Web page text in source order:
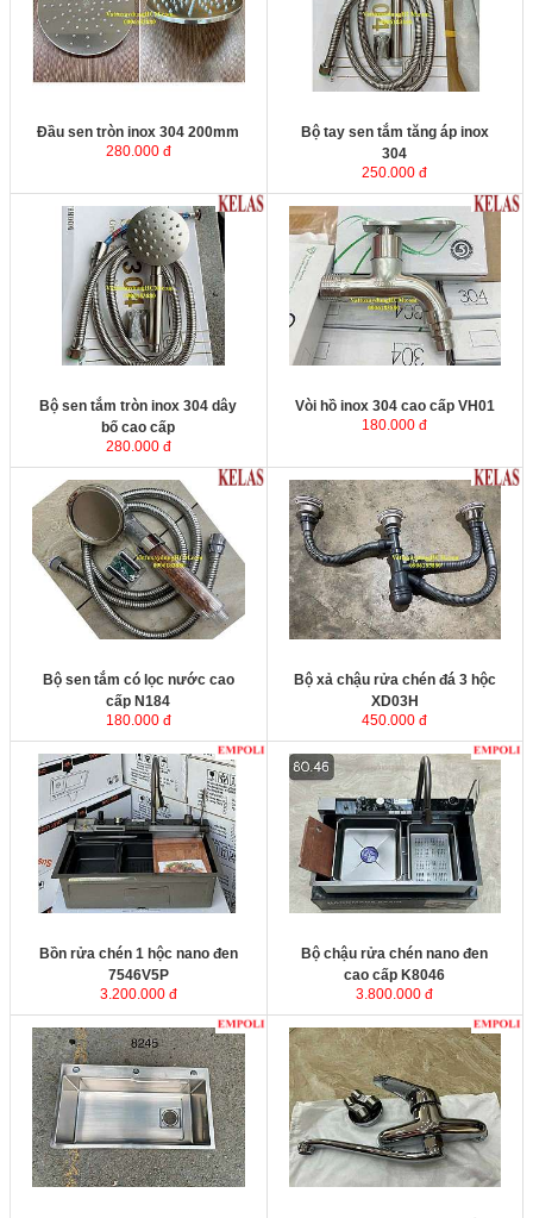
Đầu sen tròn inox 304 200mm
280.000 đ
Bộ tay sen tắm tăng áp inox
304
250.000 đ
Bộ sen tắm tròn inox 304 dây
bố cao cấp
280.000 đ
Vòi hồ inox 304 cao cấp VH01
180.000 đ
Bộ sen tắm có lọc nước cao
cấp N184
180.000 đ
Bộ xả chậu rửa chén đá 3 hộc
XD03H
450.000 đ
Bồn rửa chén 1 hộc nano đen
7546V5P
Bồn rửa chén 1 hộc nano đen
7546V5P
3.200.000 đ
Bộ chậu rửa chén nano đen
cao cấp K8046
3.800.000 đ